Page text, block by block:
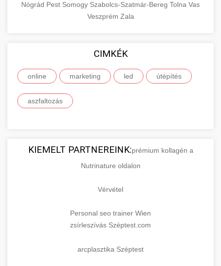
Nógrád Pest Somogy Szabolcs-Szatmár-Bereg Tolna Vas
Veszprém Zala
CIMKÉK
online marketing led útépítés
aszfaltozás
KIEMELT PARTNEREINK:prémium kollagén a
Nutrinature oldalon
Vérvétel
Personal seo trainer Wien
zsírleszívás Széptest.com
arcplasztika Széptest